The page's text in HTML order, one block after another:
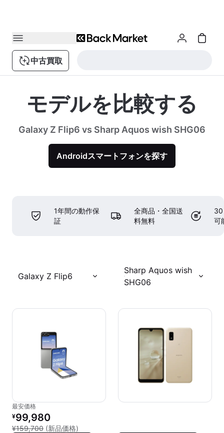
中古買取
モデルを比較する
Galaxy Z Flip6 vs Sharp Aquos wish SHG06
Androidスマートフォンを探す
1年間の動作保
証
全商品・全国送
料無料
30
可
Galaxy Z Flip6
Sharp Aquos wish
SHG06
最安価格
リファービッシュ品の価格：
¥99,980
¥159,700 (新品価格)